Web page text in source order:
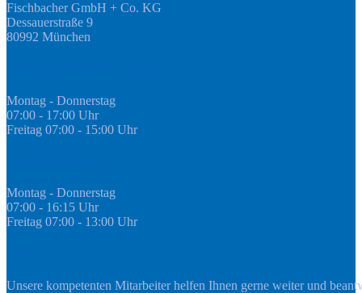
Fischbacher GmbH + Co. KG
Dessauerstraße 9
80992 München
Montag - Donnerstag
07:00 - 17:00 Uhr
Freitag 07:00 - 15:00 Uhr
Montag - Donnerstag
07:00 - 16:15 Uhr
Freitag 07:00 - 13:00 Uhr
Unsere kompetenten Mitarbeiter helfen Ihnen gerne weiter und